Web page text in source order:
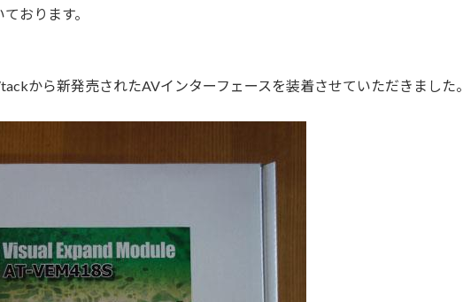
おります。
から新発売されたAVインターフェースを装着させていただきました。